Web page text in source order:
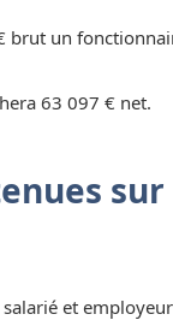
brut un
63 097 € net.
sur
et